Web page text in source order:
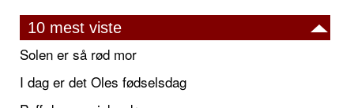
10 mest viste
Solen er så rød mor
I dag er det Oles fødselsdag